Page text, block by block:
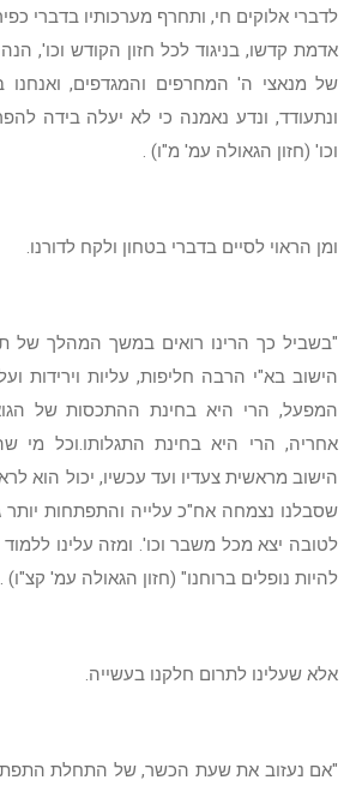
לדברי אלוקים חי, ותחרף מערכותיו בדברי
אדמת קדשו, בניגוד לכל חזון הקודש וכו',
של מנאצי ה' המחרפים והמגדפים, ואנחנו
ונתעודד, ונדע נאמנה כי לא יעלה בידה
וכו' (חזון הגאולה עמ' מ"ו) .
ומן הראוי לסיים בדברי בטחון ולקח לדורנו.
"בשביל כך הרינו רואים במשך המהלך של
הישוב בא"י הרבה חליפות, עליות וירידות
המפעל, הרי היא בחינת ההתכסות של
אחריה, הרי היא בחינת התגלותו.וכל מי
הישוב מראשית צעדיו ועד עכשיו, יכול הוא
שסבלנו נצמחה אח"כ עלייה והתפתחות יותר
לטובה יצא מכל משבר וכו'. ומזה עלינו
להיות נופלים ברוחנו" (חזון הגאולה עמ' קצ"ו) .
אלא שעלינו לתרום חלקנו בעשייה.
"אם נעזוב את שעת הכשר, של התחלת